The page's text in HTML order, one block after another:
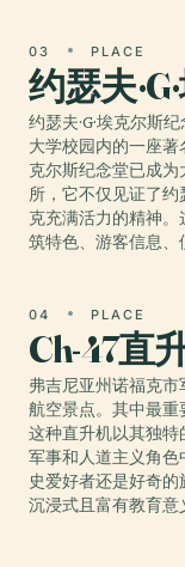
03 PLACE
约瑟夫
约瑟夫·G·埃克尔斯
大学校园内的一座
克尔斯纪念堂已成
所，它不仅见证了约
克充满活力的精神
筑特色、游客信息、
04 PLACE
Ch-47直
弗吉尼亚州诺福克
航空景点。其中最
这种直升机以其独
军事和人道主义角
史爱好者还是好奇的
沉浸式且富有教育意